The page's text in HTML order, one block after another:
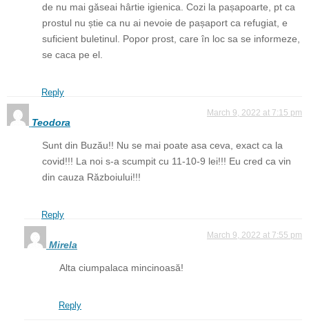
de nu mai găseai hârtie igienica. Cozi la pașapoarte, pt ca
prostul nu știe ca nu ai nevoie de pașaport ca refugiat, e
suficient buletinul. Popor prost, care în loc sa se informeze,
se caca pe el.
Reply
Teodora
March 9, 2022 at 7:15 pm
Sunt din Buzău!! Nu se mai poate asa ceva, exact ca la
covid!!! La noi s-a scumpit cu 11-10-9 lei!!! Eu cred ca vin
din cauza Războiului!!!
Reply
Mirela
March 9, 2022 at 7:55 pm
Alta ciumpalaca mincinoasă!
Reply